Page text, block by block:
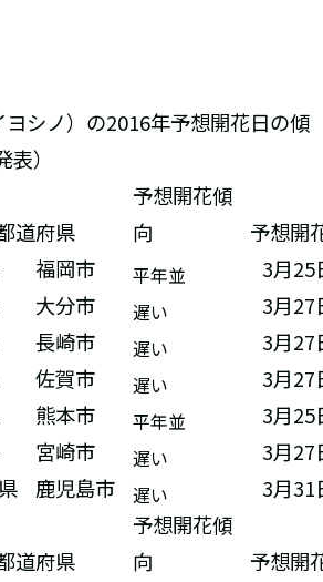
シノ）の2016年予想開花日の傾
）
道府県
予想開花傾
向
予想開
福岡市 平年並
3月25
大分市 遅い
3月27
長崎市 遅い
3月27
佐賀市 遅い
3月27
熊本市 平年並
3月25
宮崎市 遅い
3月27
鹿児島市 遅い 3月31
道府県
予想開花傾
向
予想開